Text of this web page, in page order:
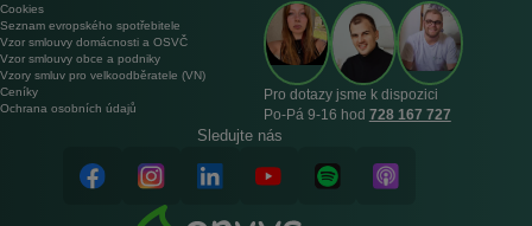
Cookies
Seznam evropského spotřebitele
Vzor smlouvy domácnosti a OSVČ
Vzor smlouvy obce a podniky
Vzory smluv pro velkoodběratele (VN)
Ceníky
Ochrana osobních údajů
Pro dotazy jsme k dispozici
Po‑Pá 9‑16 hod 728 167 727
Sledujte nás